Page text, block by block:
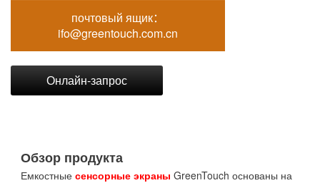
почтовый ящик：
ifo@greentouch.com.cn
Онлайн-запрос
Обзор продукта
Емкостные сенсорные экраны GreenTouch основаны на